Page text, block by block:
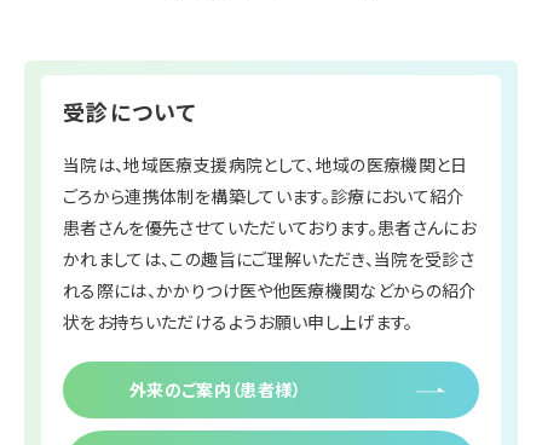
受診について
当院は、地域医療支援病院として、地域の医療機関と日
ごろから連携体制を構築しています。診療において紹介
患者さんを優先させていただいております。患者さんにお
かれましては、この趣旨にご理解いただき、当院を受診さ
れる際には、かかりつけ医や他医療機関などからの紹介
状をお持ちいただけるようお願い申し上げます。
外来のご案内（患者様）